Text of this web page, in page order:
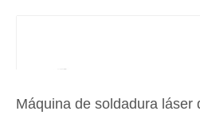
Máquina de soldadura láser